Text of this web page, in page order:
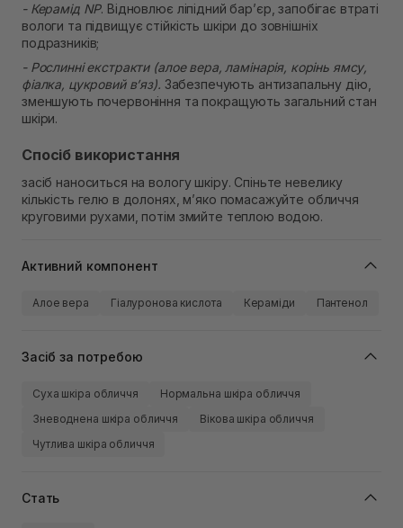
- Керамід NP. Відновлює ліпідний бар’єр, запобігає втраті
вологи та підвищує стійкість шкіри до зовнішніх
подразників;
- Рослинні екстракти (алое вера, ламінарія, корінь ямсу,
фіалка, цукровий в’яз). Забезпечують антизапальну дію,
зменшують почервоніння та покращують загальний стан
шкіри.
Спосіб використання
засіб наноситься на вологу шкіру. Спіньте невелику
кількість гелю в долонях, м’яко помасажуйте обличчя
круговими рухами, потім змийте теплою водою.
Активний компонент
Алое вера Гіалуронова кислота Кераміди Пантенол
Засіб за потребою
Суха шкіра обличчя
Нормальна шкіра обличчя
Зневоднена шкіра обличчя
Вікова шкіра обличчя
Чутлива шкіра обличчя
Стать